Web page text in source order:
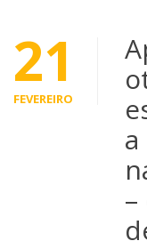
21
FEVEREIRO